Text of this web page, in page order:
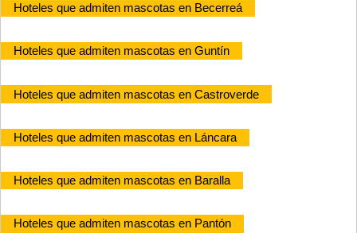
Hoteles que admiten mascotas en Becerreá
Hoteles que admiten mascotas en Guntín
Hoteles que admiten mascotas en Castroverde
Hoteles que admiten mascotas en Láncara
Hoteles que admiten mascotas en Baralla
Hoteles que admiten mascotas en Pantón